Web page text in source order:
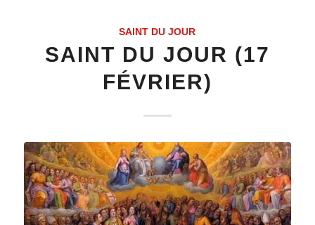
SAINT DU JOUR
SAINT DU JOUR (17
FÉVRIER)